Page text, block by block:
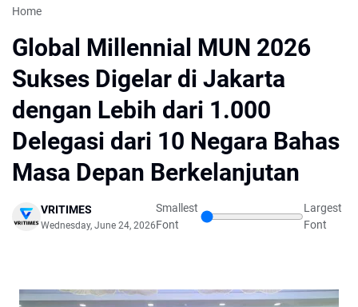
Home
Global Millennial MUN 2026
Sukses Digelar di Jakarta
dengan Lebih dari 1.000
Delegasi dari 10 Negara Bahas
Masa Depan Berkelanjutan
VRITIMES
Wednesday, June 24, 2026
Smallest
Font
Largest
Font